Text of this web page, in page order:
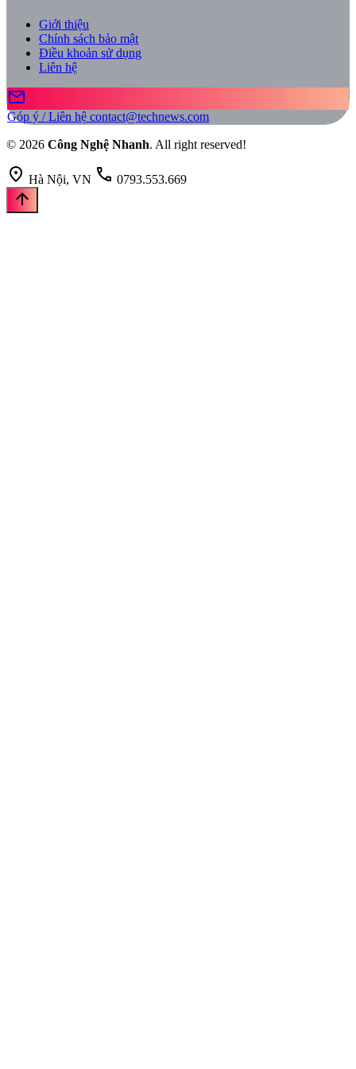
Giới thiệu
Chính sách bảo mật
Điều khoản sử dụng
Liên hệ
mail
Góp ý / Liên hệ contact@technews.com
© 2026 Công Nghệ Nhanh. All right reserved!
location_on Hà Nội, VN call 0793.553.669
arrow_upward